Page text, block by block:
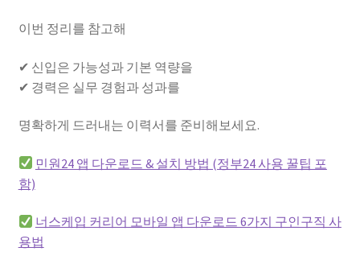
이번 정리를 참고해
✔ 신입은 가능성과 기본 역량을
✔ 경력은 실무 경험과 성과를
명확하게 드러내는 이력서를 준비해보세요.
민원24 앱 다운로드 & 설치 방법 (정부24 사용 꿀팁 포
함)
너스케입 커리어 모바일 앱 다운로드 6가지 구인구직 사
용법